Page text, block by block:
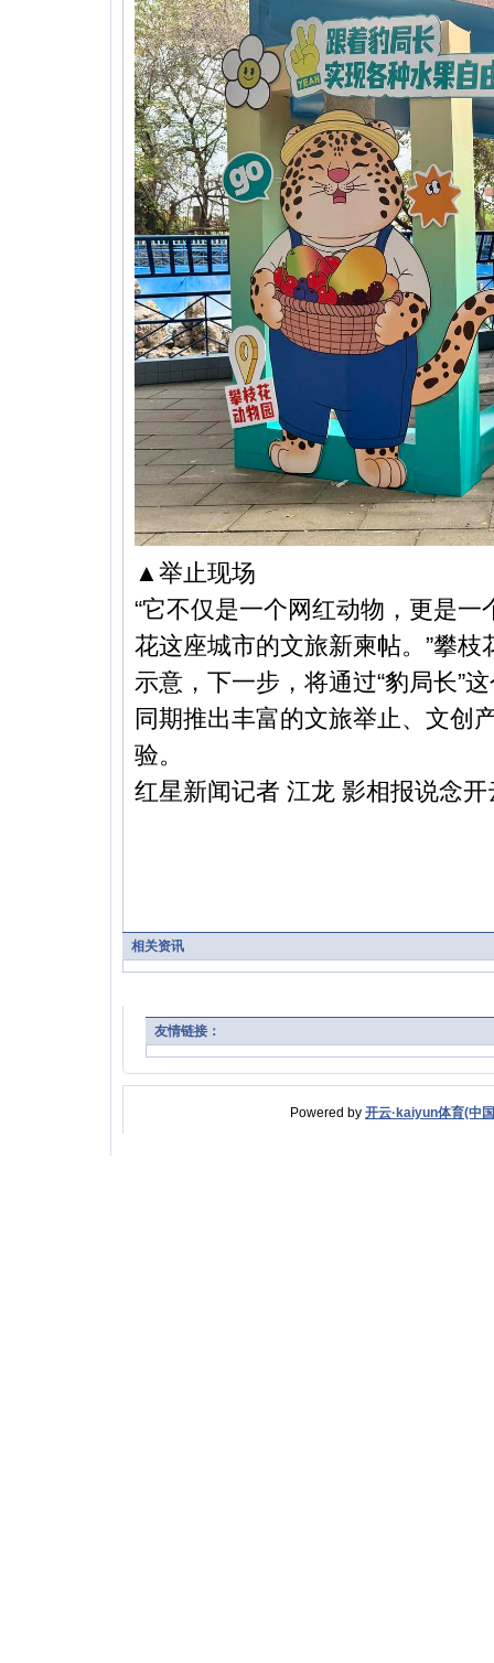
▲举止现场
“它不仅是一个网红动物，更是
花这座城市的文旅新柬帖。”攀
示意，下一步，将通过“豹局长”
同期推出丰富的文旅举止、文创
验。
红星新闻记者 江龙 影相报说念
相关资讯
友情链接：
Powered by 开云·kaiyun体育(中